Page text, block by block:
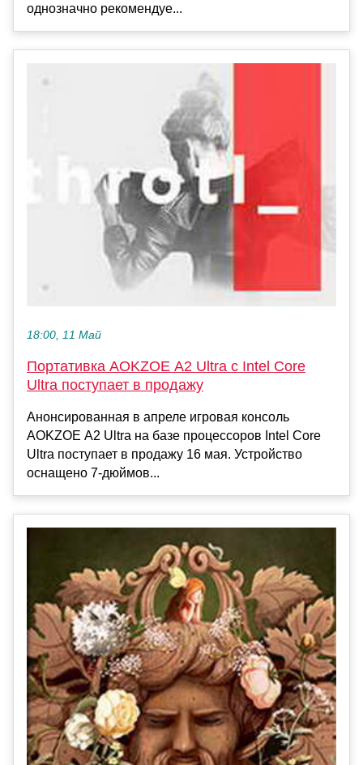
однозначно рекомендуе...
18:00, 11 Май
Портативка AOKZOE A2 Ultra с Intel Core
Ultra поступает в продажу
Анонсированная в апреле игровая консоль
AOKZOE A2 Ultra на базе процессоров Intel Core
Ultra поступает в продажу 16 мая. Устройство
оснащено 7-дюймов...